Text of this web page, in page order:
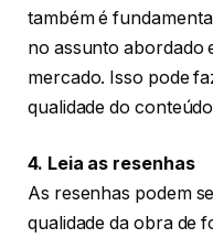
também é
no assunto abordado
mercado. Isso pode
qualidade do
4. Leia as resenhas
As resenhas podem
qualidade da obra de